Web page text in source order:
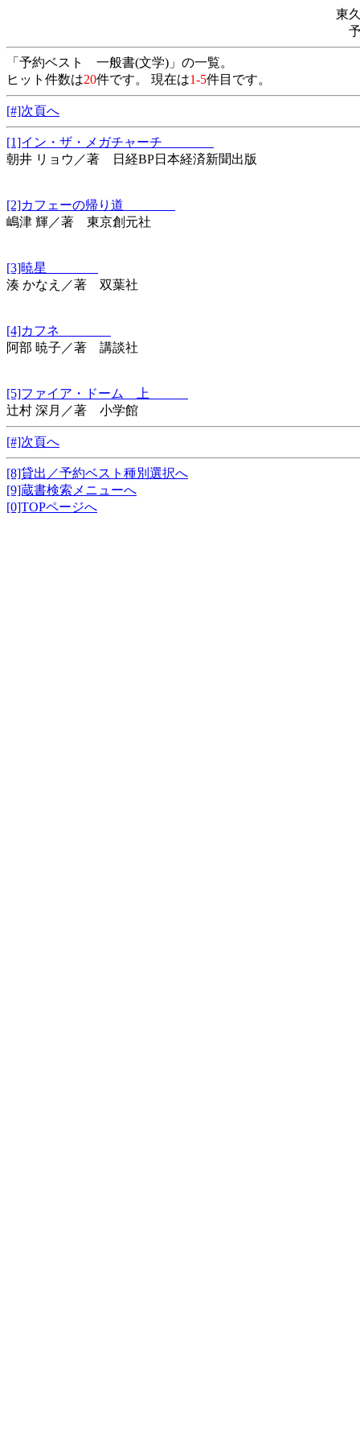
東
「予約ベスト 一般書(文学)」の一覧。
ヒット件数は20件です。 現在は1-5件目です。
[#]次頁へ
[1]イン・ザ・メガチャーチ
朝井 リョウ／著 日経BP日本経済新聞出版
[2]カフェーの帰り道
嶋津 輝／著 東京創元社
[3]暁星
湊 かなえ／著 双葉社
[4]カフネ
阿部 暁子／著 講談社
[5]ファイア・ドーム 上
辻村 深月／著 小学館
[#]次頁へ
[8]貸出／予約ベスト種別選択へ
[9]蔵書検索メニューへ
[0]TOPページへ